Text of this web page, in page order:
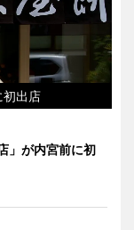
初出店
」が内宮前に初